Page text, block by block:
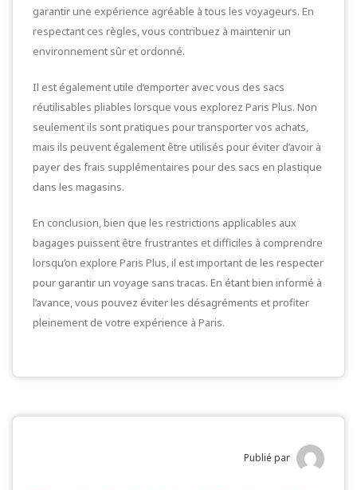
garantir une expérience agréable à tous les voyageurs. En
respectant ces règles, vous contribuez à maintenir un
environnement sûr et ordonné.
Il est également utile d’emporter avec vous des sacs
réutilisables pliables lorsque vous explorez Paris Plus. Non
seulement ils sont pratiques pour transporter vos achats,
mais ils peuvent également être utilisés pour éviter d’avoir à
payer des frais supplémentaires pour des sacs en plastique
dans les magasins.
En conclusion, bien que les restrictions applicables aux
bagages puissent être frustrantes et difficiles à comprendre
lorsqu’on explore Paris Plus, il est important de les respecter
pour garantir un voyage sans tracas. En étant bien informé à
l’avance, vous pouvez éviter les désagréments et profiter
pleinement de votre expérience à Paris.
Publié par